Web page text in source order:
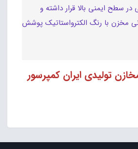
سطح ایمنی بالا قرار داشته و
مخزن با رنگ الکترواستاتیک پوشش
تولیدی ایران کمپرسور